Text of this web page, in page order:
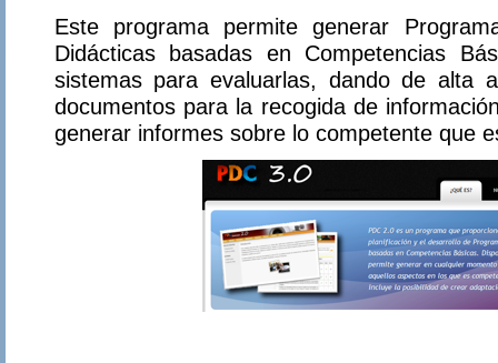
Este programa permite generar
Didácticas basadas en Competencias
sistemas para evaluarlas, dando de alta
documentos para la recogida de
generar informes sobre lo competente que